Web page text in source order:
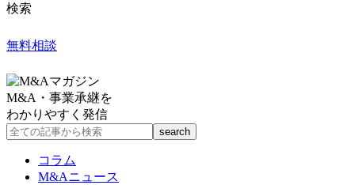
検索
無料相談
M&A・事業承継を
わかりやすく発信
コラム
M&Aニュース